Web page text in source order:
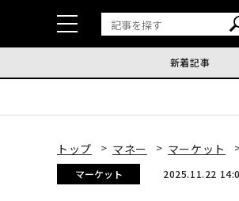
新着記事
トップ マネー マーケット
マーケット 2025.11.22